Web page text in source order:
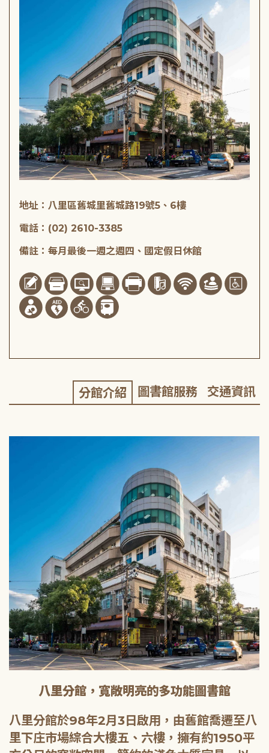
地址：八里區舊城里舊城路19號5、6樓
電話：(02) 2610-3385
備註：每月最後一週之週四、國定假日休館
分館介紹 圖書館服務 交通資訊
八里分館，寬敞明亮的多功能圖書館
八里分館於98年2月3日啟用，由舊館喬遷至八
里下庄市場綜合大樓五、六樓，擁有約1950平